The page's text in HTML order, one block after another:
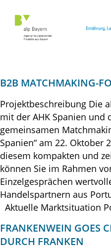
beachten
ein
verwendet.
B2B MATCHMAKING-
Projektbeschreibung Die
mit der AHK Spanien und
gemeinsamen
Spanien“ am 22. Oktober
diesem kompakten und
können Sie im Rahmen
Einzelgesprächen
Handelspartnern aus
Aktuelle Marktsituation
FRANKENWEIN GOES
DURCH FRANKEN